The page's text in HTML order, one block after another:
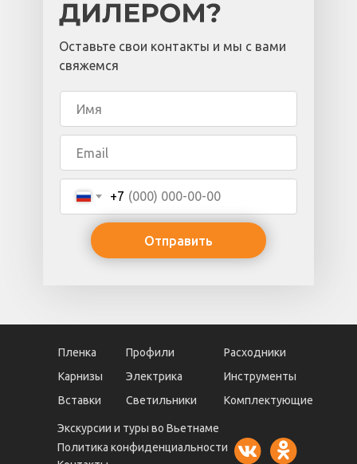
+7
Отправить
Оставьте свои контакты и мы с вами
свяжемся
Пленка Профили
Вставки Комплектующие
Светильники
Карнизы Электрика Инструменты
Политика конфиденциальности
Экскурсии и туры во Вьетнаме
Расходники